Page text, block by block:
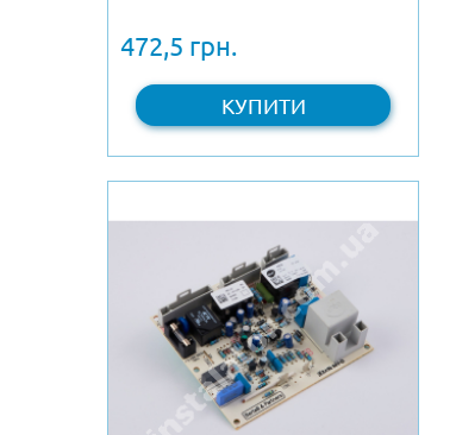
472,5 грн.
КУПИТИ